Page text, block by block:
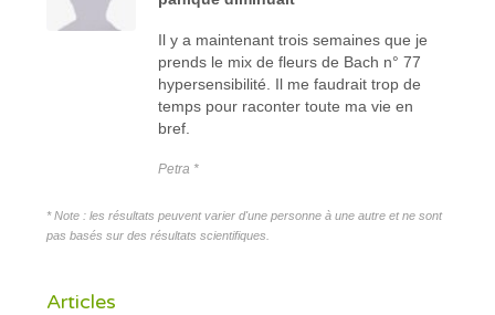
Il y a maintenant trois semaines que je
prends le mix de fleurs de Bach n° 77
hypersensibilité. Il me faudrait trop de
temps pour raconter toute ma vie en
bref.
Petra *
* Note : les résultats peuvent varier d'une personne à une autre et ne sont
pas basés sur des résultats scientifiques.
Articles